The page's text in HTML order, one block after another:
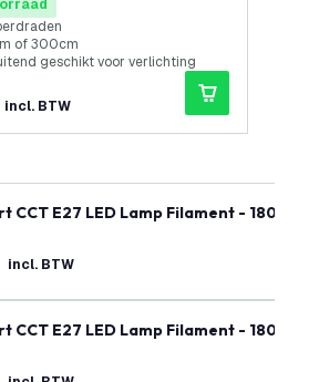
of 300cm
geschikt voor verlichting
incl. BTW
CCT E27 LED Lamp Filament - 1800-
incl. BTW
CCT E27 LED Lamp Filament - 1800-